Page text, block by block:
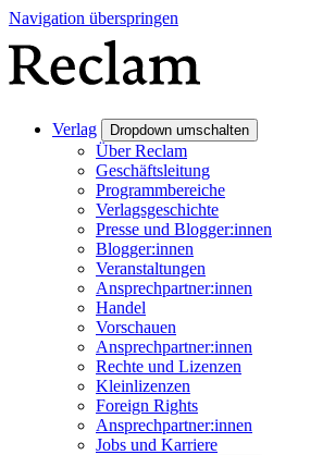
Navigation überspringen
Verlag Dropdown umschalten
Über Reclam
Geschäftsleitung
Programmbereiche
Verlagsgeschichte
Presse und Blogger:innen
Blogger:innen
Veranstaltungen
Ansprechpartner:innen
Handel
Vorschauen
Ansprechpartner:innen
Rechte und Lizenzen
Kleinlizenzen
Foreign Rights
Ansprechpartner:innen
Jobs und Karriere